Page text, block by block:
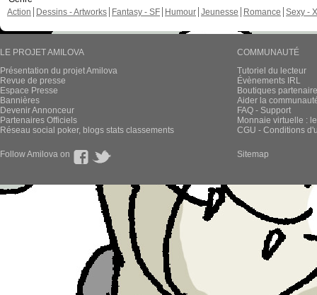
Action
Dessins - Artworks Fantasy - SF Humour Jeunesse Romance Sexy -
LE PROJET AMILOVA
Présentation du projet Amilova
Revue de presse
Espace Presse
Bannières
Devenir Annonceur
Partenaires Officiels
Réseau social poker, blogs stats classements
COMMUNAUTÉ
Tutoriel du lecteur
Évènements IRL
Boutiques
Aider la
FAQ - Support
Monnaie virtuelle :
CGU - Conditions
Follow Amilova on Sitemap